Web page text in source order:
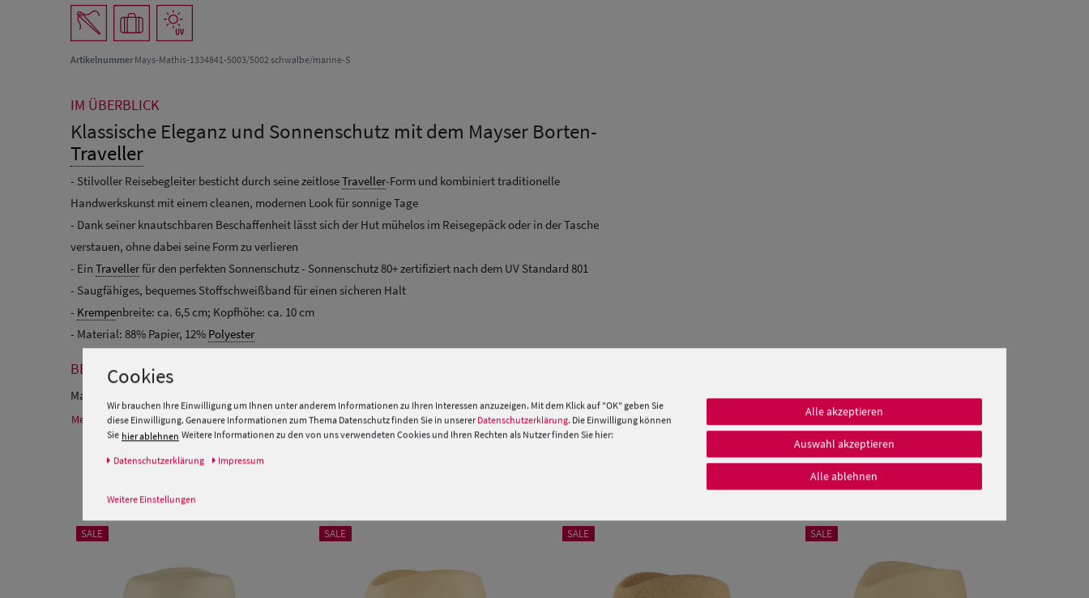
ArtikelnummerMays-Mathis-1334841-5003/5002 schwalbe/marine-S
IM ÜBERBLICK
Klassische Eleganz und Sonnenschutz mit dem Mayser Borten-
Traveller
- Stilvoller Reisebegleiter besticht durch seine zeitloseTraveller-Form und kombiniert traditionelle
Handwerkskunst mit einem cleanen, modernen Look für sonnige Tage
- Dank seiner knautschbaren Beschaffenheit lässt sich der Hut mühelos im Reisegepäck oder in der Tasche
verstauen, ohne dabei seine Form zu verlieren
- Ein Travellerfür den perfekten Sonnenschutz - Sonnenschutz 80+ zertifiziert nach dem UV Standard 801
- Saugfähiges, bequemes Stoffschweißband für einen sicheren Halt
- Krempenbreite: ca. 6,5 cm; Kopfhöhe: ca. 10 cm
- Material: 88% Papier, 12% Polyester
BESCHREIBUNG
Mayser Mathis knautschbarer
Mehr Informationen zum Hersteller und EU Verantwortlichen »
SALE SALE SALE SALE
Cookies
Wir brauchen Ihre Einwilligung um Ihnen unter anderem Informationen zu Ihren Interessen anzuzeigen. Mit dem Klick auf "OK" geben Sie
diese Einwilligung. Genauere Informationen zum Thema Datenschutz finden Sie in unserer Datenschutzerklärung. Die Einwilligung können
Sie hier ablehnen Weitere Informationen zu den von uns verwendeten Cookies und Ihren Rechten als Nutzer finden Sie hier:
Daten­schutz­erklärung Impressum
Weitere Einstellungen
Alle akzeptieren
Auswahl akzeptieren
Alle ablehnen